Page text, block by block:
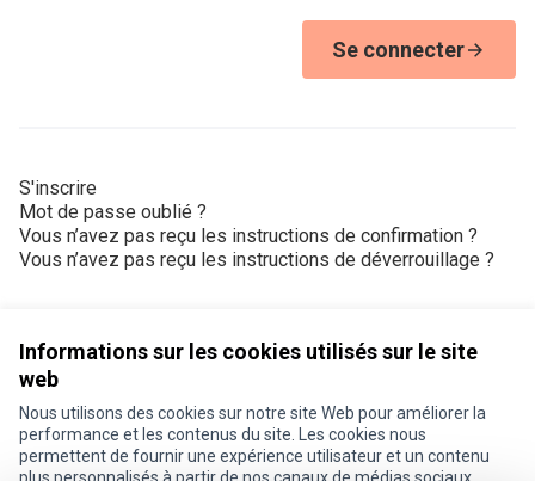
Informations sur les cookies utilisés sur le site
web
Nous utilisons des cookies sur notre site Web pour améliorer la
performance et les contenus du site. Les cookies nous
permettent de fournir une expérience utilisateur et un contenu
Se connecter
S'inscrire
Mot de passe oublié ?
Vous n’avez pas reçu les instructions de confirmation ?
Vous n’avez pas reçu les instructions de déverrouillage ?
Conditions d'utilisation
Paramètres des cookies
Je participe ! sur X
Je participe ! sur Facebook
Je participe ! sur Instagram